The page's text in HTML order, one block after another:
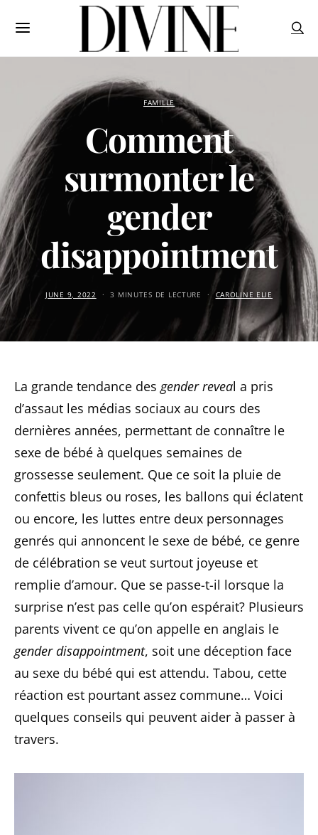
FAMILLE
Comment
surmonter le
gender
disappointment
JUNE 9, 2022 3 MINUTES DE LECTURE CAROLINE ELIE
La grande tendance des gender reveal a pris
d’assaut les médias sociaux au cours des
dernières années, permettant de connaître le
sexe de bébé à quelques semaines de
grossesse seulement. Que ce soit la pluie de
confettis bleus ou roses, les ballons qui éclatent
ou encore, les luttes entre deux personnages
genrés qui annoncent le sexe de bébé, ce genre
de célébration se veut surtout joyeuse et
remplie d’amour. Que se passe-t-il lorsque la
surprise n’est pas celle qu’on espérait? Plusieurs
parents vivent ce qu’on appelle en anglais le
gender disappointment, soit une déception face
au sexe du bébé qui est attendu. Tabou, cette
réaction est pourtant assez commune… Voici
quelques conseils qui peuvent aider à passer à
travers.